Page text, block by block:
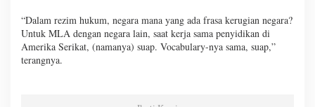
“Dalam rezim hukum, negara mana yang ada frasa kerugian negara?
Untuk MLA dengan negara lain, saat kerja sama penyidikan di
Amerika Serikat, (namanya) suap. Vocabulary-nya sama, suap,”
terangnya.